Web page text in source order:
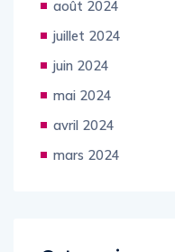
août 2024
juillet 2024
juin 2024
mai 2024
avril 2024
mars 2024